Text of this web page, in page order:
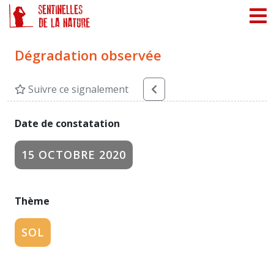
Dégradation observée
Suivre ce signalement
Date de constatation
15 OCTOBRE 2020
Thème
SOL
Panneau de gestion des cookies